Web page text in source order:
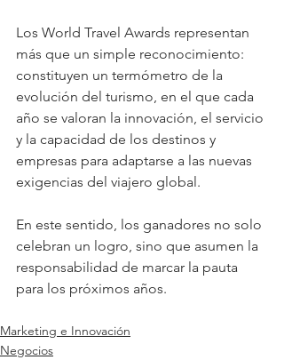
Los World Travel Awards representan
más que un simple reconocimiento:
constituyen un termómetro de la
evolución del turismo, en el que cada
año se valoran la innovación, el servicio
y la capacidad de los destinos y
empresas para adaptarse a las nuevas
exigencias del viajero global.
En este sentido, los ganadores no solo
celebran un logro, sino que asumen la
responsabilidad de marcar la pauta
para los próximos años.
Marketing e Innovación
Negocios